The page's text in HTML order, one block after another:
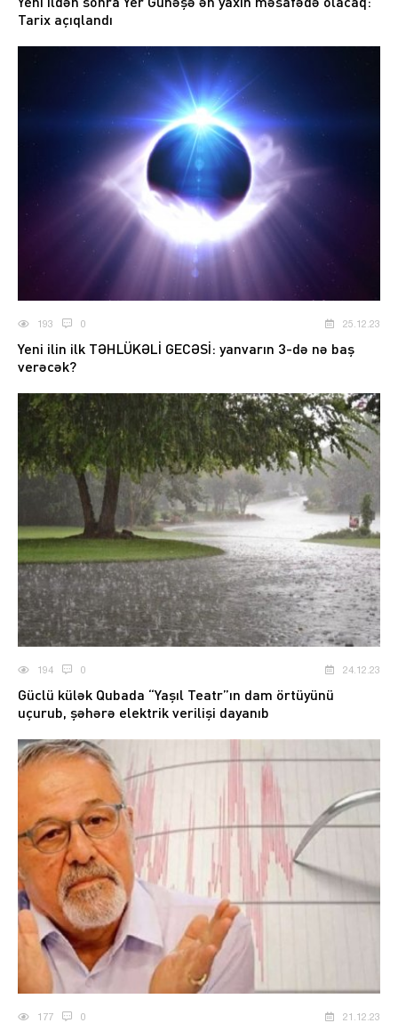
Tarix açıqlandı
193 0 25.12.23
Yeni ilin ilk TƏHLÜKƏLİ GECƏSİ: yanvarın 3-də nə baş
verəcək?
194 0 24.12.23
Güclü külək Qubada “Yaşıl Teatr”ın dam örtüyünü
uçurub, şəhərə elektrik verilişi dayanıb
177 0 21.12.23